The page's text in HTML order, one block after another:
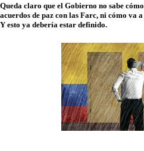
Queda claro que el Gobierno no sabe
acuerdos de paz con las Farc, ni cómo va
Y esto ya debería estar definido.